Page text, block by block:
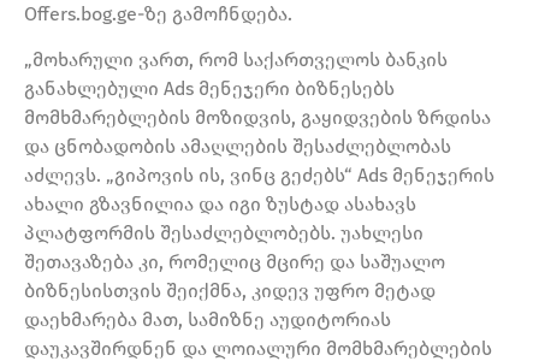
Offers.bog.ge-ზე გამოჩნდება.
„მოხარული ვართ, რომ საქართველოს ბანკის
განახლებული Ads მენეჯერი ბიზნესებს
მომხმარებლების მოზიდვის, გაყიდვების ზრდისა
და ცნობადობის ამაღლების შესაძლებლობას
აძლევს. „გიპოვის ის, ვინც გეძებს“ Ads მენეჯერის
ახალი გზავნილია და იგი ზუსტად ასახავს
პლატფორმის შესაძლებლობებს. უახლესი
შეთავაზება კი, რომელიც მცირე და საშუალო
ბიზნესისთვის შეიქმნა, კიდევ უფრო მეტად
დაეხმარება მათ, სამიზნე აუდიტორიას
დაუკავშირდნენ და ლოიალური მომხმარებლების